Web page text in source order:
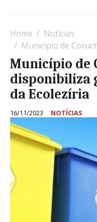
Home
Notícias
Município de Coruche
Município de
disponibiliza
da Ecolezíria
16/11/2023 NOTÍCIAS